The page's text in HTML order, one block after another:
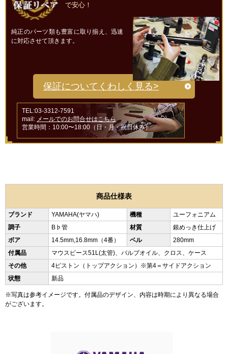
で安心！
純正のパーツ類も豊富に取り揃え、迅速
に対応させて頂きます。
保証についてくわしく見る>
TEL:03-3312-7591
mail: メールでのお問合せはこちら
営業時間：10:00〜18:00（日・月・祝日休み）
商品仕様表
ブランド YAMAHA(ヤマハ) 機種
ユーフォニアム
調子
B♭管 材質
銀めっき仕上げ
ボア
14.5mm,16.8mm（4番） ベル
280mm
付属品
マウスピース51L(太管)、バルブオイル、クロス、ケース
その他
4ピストン（トップアクション）※第4＝サイドアクション
状態
新品
※写真は参考イメージです。付属品のデザイン、内容は時期により異なる場合
がございます。